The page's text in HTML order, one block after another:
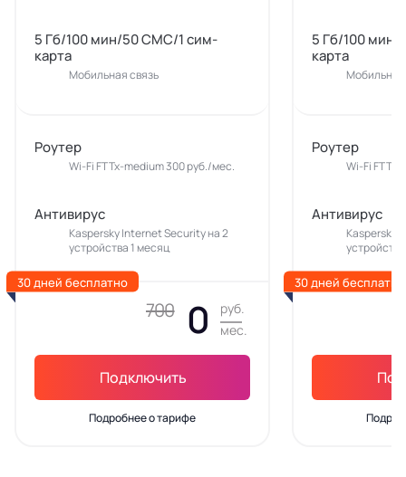
5 Гб/100 мин/50 СМС/1 сим-
карта
Мобильная связь
Роутер
Wi-Fi FTTx-medium 300 руб./мес.
Антивирус
Kaspersky Internet Security на 2
устройства 1 месяц
700 0
руб.
мес.
Подключить
Подробнее о тарифе
30 дней бесплатно
5 Гб/100
карта
Мобильная
Роутер
Wi-Fi
Антивирус
Kaspersky
30 дней бесплатно